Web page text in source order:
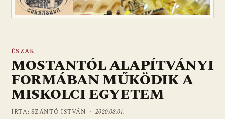
ÉSZAK
MOSTANTÓL ALAPÍTVÁNYI
FORMÁBAN MŰKÖDIK A
MISKOLCI EGYETEM
ÍRTA: SZÁNTÓ ISTVÁN ·2020.08.01.